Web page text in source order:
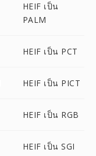
HEIF เป็น
PALM
HEIF เป็น PCT
HEIF เป็น PICT
HEIF เป็น RGB
HEIF เป็น SGI